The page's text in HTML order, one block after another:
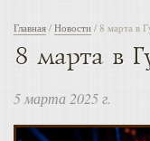
Главная / Новости / 8 марта в
8 марта в
5 марта 2025 г.